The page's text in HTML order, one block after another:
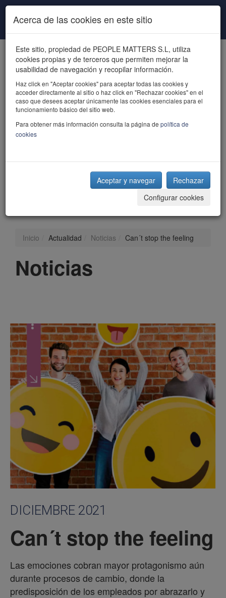
Pasar al contenido principal
powered by talent
Inicio Actualidad Noticias Can´t stop the feeling
Noticias
DICIEMBRE 2021
Can´t stop the feeling
Las emociones cobran mayor protagonismo aún
durante procesos de cambio, donde la
predisposición de los empleados por abrazarlo y
Acerca de las cookies en este sitio
Este sitio, propiedad de PEOPLE MATTERS S.L, utiliza
cookies propias y de terceros que permiten mejorar la
usabilidad de navegación y recopilar información.
Haz click en "Aceptar cookies" para aceptar todas las cookies y
acceder directamente al sitio o haz click en "Rechazar cookies" en el
caso que desees aceptar únicamente las cookies esenciales para el
funcionamiento básico del sitio web.
Para obtener más información consulta la página de política de
cookies
Aceptar y navegar
Rechazar
Configurar cookies